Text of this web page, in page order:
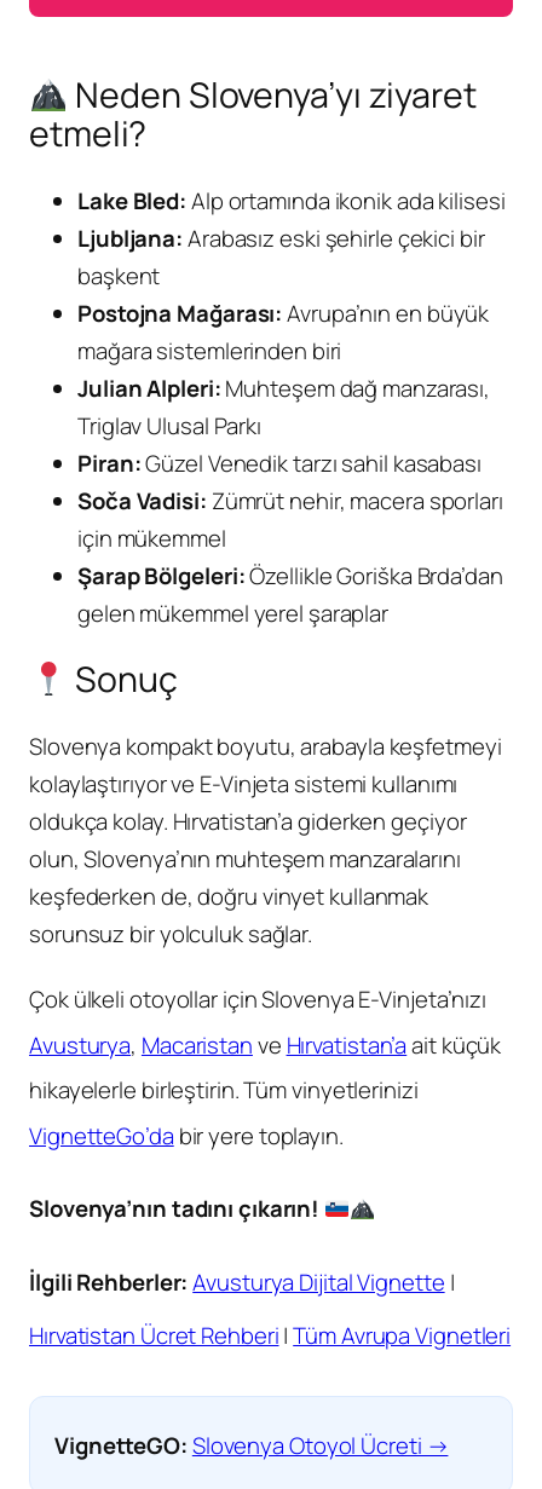
Neden Slovenya’yı ziyaret
etmeli?
Lake Bled:Alp ortamında ikonik ada kilisesi
Ljubljana:Arabasız eski şehirle çekici bir
başkent
Postojna Mağarası:Avrupa’nın en büyük
mağara sistemlerinden biri
Julian Alpleri:Muhteşem dağ manzarası,
Triglav Ulusal Parkı
Piran:Güzel Venedik tarzı sahil kasabası
Soča Vadisi: Zümrüt nehir, macera sporları
için mükemmel
Şarap Bölgeleri:Özellikle Goriška Brda’dan
gelen mükemmel yerel şaraplar
Sonuç
Slovenya kompakt boyutu, arabayla keşfetmeyi
kolaylaştırıyor ve E-Vinjeta sistemi kullanımı
oldukça kolay. Hırvatistan’a giderken geçiyor
olun, Slovenya’nın muhteşem manzaralarını
keşfederken de, doğru vinyet kullanmak
sorunsuz bir yolculuk sağlar.
Çok ülkeli otoyollar için Slovenya E-Vinjeta’nızı
Avusturya, Macaristanve Hırvatistan’aait küçük
hikayelerle birleştirin. Tüm vinyetlerinizi
VignetteGo’da bir yere toplayın.
Slovenya’nın tadını çıkarın!
İlgili Rehberler: Avusturya Dijital Vignette |
Hırvatistan Ücret Rehberi|Tüm Avrupa Vignetleri
VignetteGO:Slovenya Otoyol Ücreti →